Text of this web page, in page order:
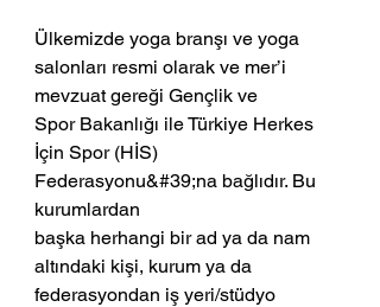
Ülkemizde yoga branşı ve yoga
salonları resmi olarak ve mer’i
mevzuat gereği Gençlik ve
Spor Bakanlığı ile Türkiye Herkes
İçin Spor (HİS)
Federasyonu&#39;na bağlıdır. Bu
kurumlardan
başka herhangi bir ad ya da nam
altındaki kişi, kurum ya da
federasyondan iş yeri/stüdyo